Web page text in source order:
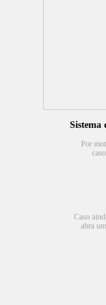
Sistema
Por
Caso
abra